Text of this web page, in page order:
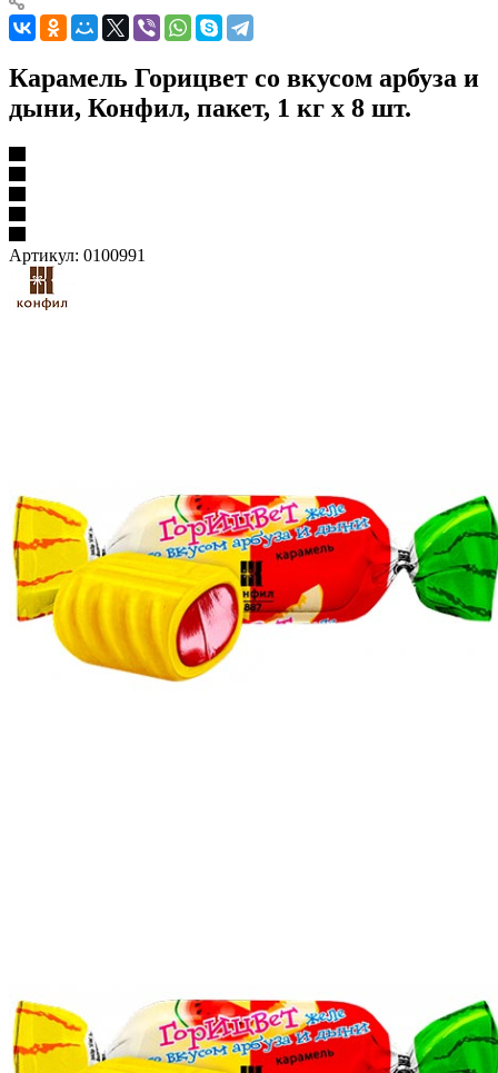
Карамель Горицвет со вкусом арбуза и
дыни, Конфил, пакет, 1 кг х 8 шт.
Артикул: 0100991